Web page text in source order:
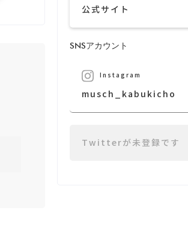
公式サイト
SNSアカウント
Instagram
musch_kabukicho
Twitterが未登録です